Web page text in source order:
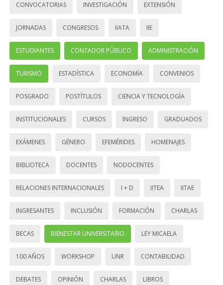
CONVOCATORIAS INVESTIGACIÓN EXTENSIÓN
JORNADAS CONGRESOS IIATA IIE
ESTUDIANTES CONTADOR PÚBLICO ADMINISTRACIÓN
TURISMO ESTADÍSTICA ECONOMÍA CONVENIOS
POSGRADO POSTÍTULOS CIENCIA Y TECNOLOGÍA
INSTITUCIONALES CURSOS INGRESO GRADUADOS
EXÁMENES GÉNERO EFEMÉRIDES HOMENAJES
BIBLIOTECA DOCENTES NODOCENTES
RELACIONES INTERNACIONALES I + D IITEA IITAE
INGRESANTES INCLUSIÓN FORMACIÓN CHARLAS
BECAS BIENESTAR UNIVERSITARIO LEY MICAELA
100 AÑOS WORKSHOP UNR CONTABILIDAD
DEBATES OPINIÓN CHARLAS LIBROS